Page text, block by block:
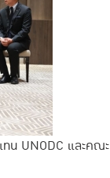
น UNODC และคณะ